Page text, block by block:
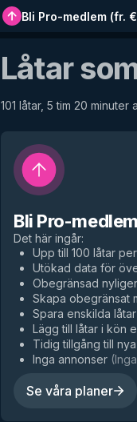
Bli Pro-medlem(fr.
Låtar
101 låtar, 5 tim 20 minuter
Bli Pro-medlem
Det här ingår:
Upp till 100 låtar
Utökad data för
Obegränsad
Skapa obegränsat
Spara enskilda
Lägg till låtar i kön
Tidig tillgång till
Inga annonser (
Se våra planer